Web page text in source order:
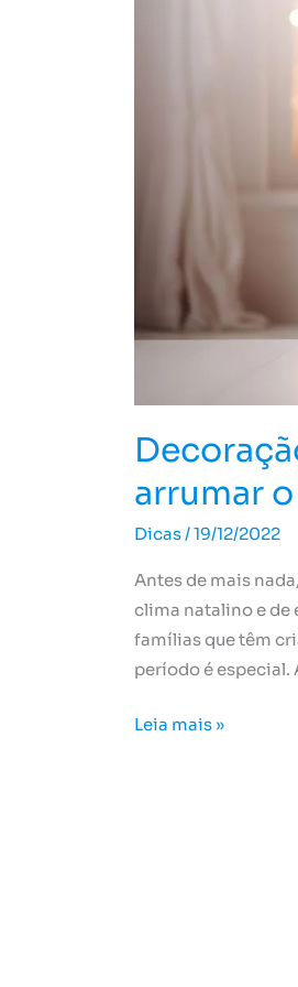
arrumar
Dicas/19/12/2022
Antes de mais
clima natalino e de
famílias que têm
período é especial.
Leia mais »